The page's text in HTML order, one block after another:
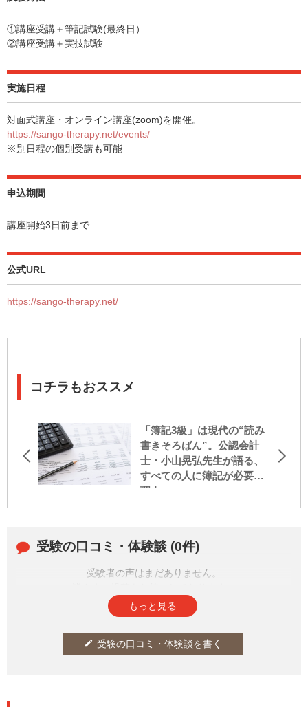
①講座受講＋筆記試験(最終日）
②講座受講＋実技試験
実施日程
対面式講座・オンライン講座(zoom)を開催。
https://sango-therapy.net/events/
※別日程の個別受講も可能
申込期間
講座開始3日前まで
公式URL
https://sango-therapy.net/
コチラもおススメ
「簿記3級」は現代の“読み
書きそろばん”。公認会計
士・小山晃弘先生が語る、
すべての人に簿記が必要な
理由
受験の口コミ・体験談 (0件)
受験者の声はまだありません。
もっと見る
edit 受験の口コミ・体験談を書く